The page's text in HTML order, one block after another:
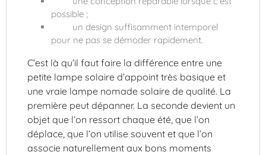
possible ;
un design suffisamment intemporel
pour ne pas se démoder rapidement.
C’est là qu’il faut faire la différence entre une
petite lampe solaire d’appoint très basique et
une vraie lampe nomade solaire de qualité. La
première peut dépanner. La seconde devient un
objet que l’on ressort chaque été, que l’on
déplace, que l’on utilise souvent et que l’on
associe naturellement aux bons moments